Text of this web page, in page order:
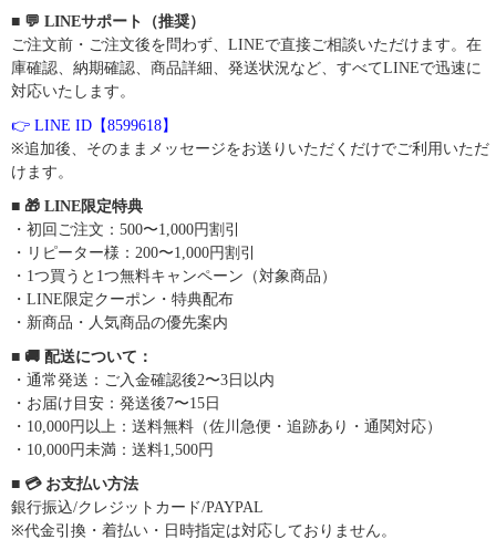
■ 💬 LINEサポート（推奨）
ご注文前・ご注文後を問わず、LINEで直接ご相談いただけます。在
庫確認、納期確認、商品詳細、発送状況など、すべてLINEで迅速に
対応いたします。
👉 LINE ID【8599618】
※追加後、そのままメッセージをお送りいただくだけでご利用いただ
けます。
■ 🎁 LINE限定特典
・初回ご注文：500〜1,000円割引
・リピーター様：200〜1,000円割引
・1つ買うと1つ無料キャンペーン（対象商品）
・LINE限定クーポン・特典配布
・新商品・人気商品の優先案内
■ 🚚 配送について：
・通常発送：ご入金確認後2〜3日以内
・お届け目安：発送後7〜15日
・10,000円以上：送料無料（佐川急便・追跡あり・通関対応）
・10,000円未満：送料1,500円
■ 💳 お支払い方法
銀行振込/クレジットカード/PAYPAL
※代金引換・着払い・日時指定は対応しておりません。